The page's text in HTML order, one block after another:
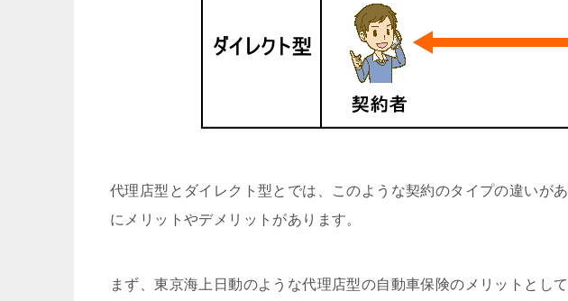
代理店型とダイレクト型とでは、このような契約のタイプの違いが
にメリットやデメリットがあります。
まず、東京海上日動のような代理店型の自動車保険のメリットとし